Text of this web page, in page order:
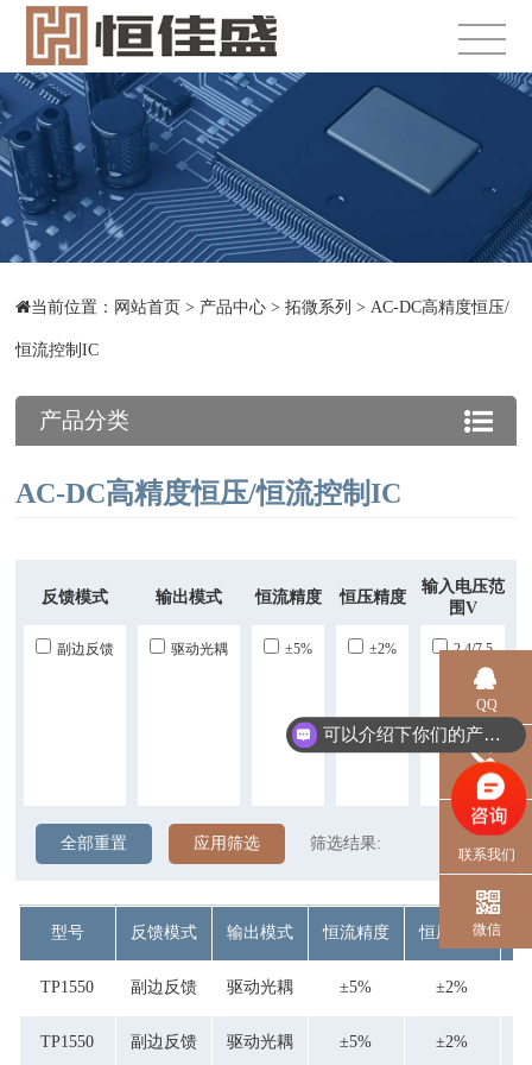
当前位置： 网站首页 > 产品中心 >拓微系列 >AC-DC高精度恒压/
恒流控制IC
产品分类
AC-DC高精度恒压/恒流控制IC
反馈模式 输出模式 恒流精度 恒压精度
输入电压范
围V
副边反馈 驱动光耦 ±5% ±2% 2.4/7.5
全部重置 应用筛选 筛选结果:
型号 反馈模式 输出模式 恒流精度 恒压精度
TP1550 副边反馈 驱动光耦 ±5% ±2%
TP1550 副边反馈 驱动光耦 ±5% ±2%
QQ
电话
联系我们
微信
可以介绍下你们的产品么？